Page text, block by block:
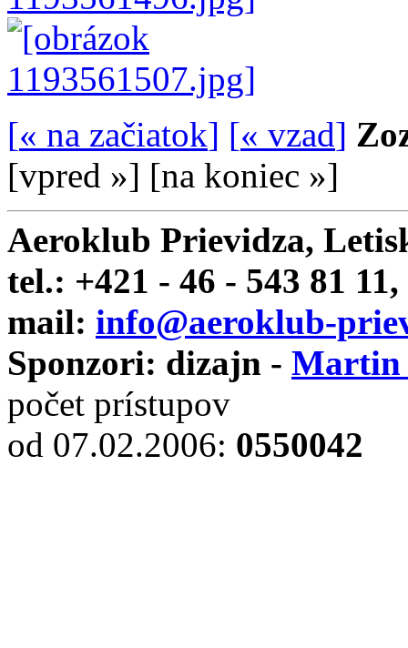
[« na začiatok] [« vzad]
[vpred »] [na koniec »]
Aeroklub Prievidza,
tel.: +421 - 46 - 543 81
mail: info@aeroklub-
Sponzori: dizajn -
počet prístupov
od 07.02.2006: 0550042